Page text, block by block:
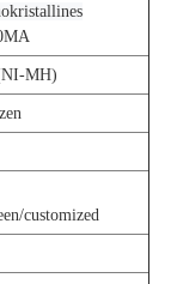
MH)
customized